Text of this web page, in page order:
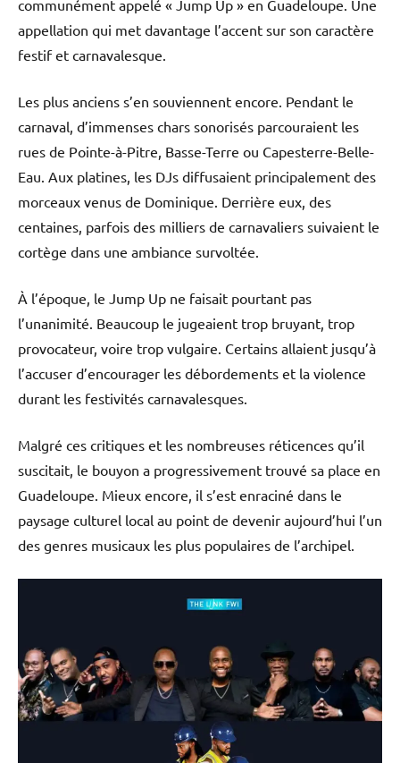
communément appelé « Jump Up » en Guadeloupe. Une
appellation qui met davantage l’accent sur son caractère
festif et carnavalesque.
Les plus anciens s’en souviennent encore. Pendant le
carnaval, d’immenses chars sonorisés parcouraient les
rues de Pointe-à-Pitre, Basse-Terre ou Capesterre-Belle-
Eau. Aux platines, les DJs diffusaient principalement des
morceaux venus de Dominique. Derrière eux, des
centaines, parfois des milliers de carnavaliers suivaient le
cortège dans une ambiance survoltée.
À l’époque, le Jump Up ne faisait pourtant pas
l’unanimité. Beaucoup le jugeaient trop bruyant, trop
provocateur, voire trop vulgaire. Certains allaient jusqu’à
l’accuser d’encourager les débordements et la violence
durant les festivités carnavalesques.
Malgré ces critiques et les nombreuses réticences qu’il
suscitait, le bouyon a progressivement trouvé sa place en
Guadeloupe. Mieux encore, il s’est enraciné dans le
paysage culturel local au point de devenir aujourd’hui l’un
des genres musicaux les plus populaires de l’archipel.